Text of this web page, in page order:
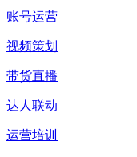
账号运营
视频策划
带货直播
达人联动
运营培训